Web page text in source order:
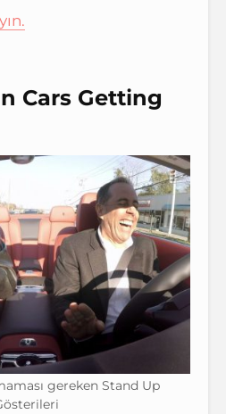
Cars Getting
gereken Stand Up